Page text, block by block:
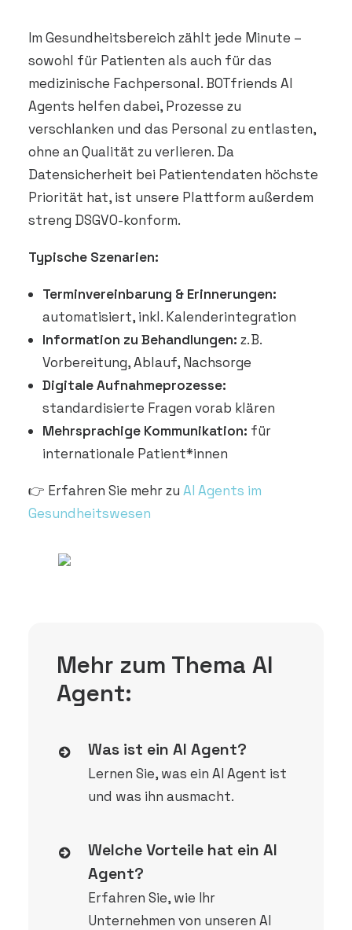
Im Gesundheitsbereich zählt jede Minute –
sowohl für Patienten als auch für das
medizinische Fachpersonal. BOTfriends AI
Agents helfen dabei, Prozesse zu
verschlanken und das Personal zu entlasten,
ohne an Qualität zu verlieren. Da
Datensicherheit bei Patientendaten höchste
Priorität hat, ist unsere Plattform außerdem
streng DSGVO-konform.
Typische Szenarien:
Terminvereinbarung & Erinnerungen:
automatisiert, inkl. Kalenderintegration
Information zu Behandlungen: z. B.
Vorbereitung, Ablauf, Nachsorge
Digitale Aufnahmeprozesse:
standardisierte Fragen vorab klären
Mehrsprachige Kommunikation: für
internationale Patient*innen
👉 Erfahren Sie mehr zu AI Agents im
Gesundheitswesen
Mehr zum Thema AI
Agent:
Was ist ein AI Agent?
Lernen Sie, was ein AI Agent ist
und was ihn ausmacht.
Welche Vorteile hat ein AI
Agent?
Erfahren Sie, wie Ihr
Unternehmen von unseren AI